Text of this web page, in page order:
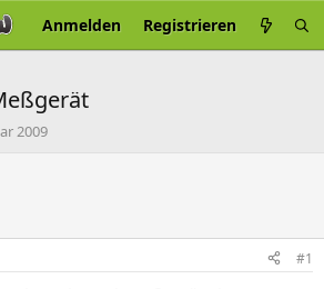
Anmelden Registrieren
2009
#1